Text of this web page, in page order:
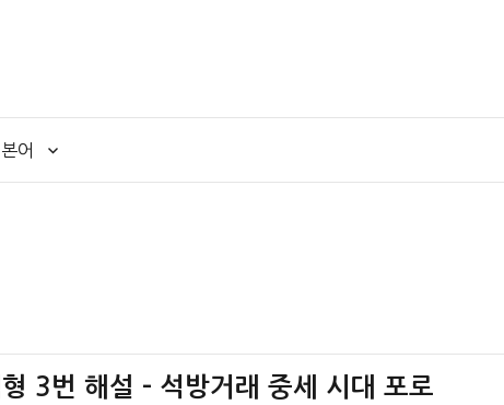
어
3번 해설 – 석방거래 중세 시대 포로